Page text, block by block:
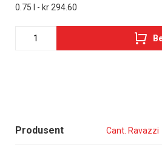
Produsent Cant. Ravazzi
0.75 l - kr 294.60